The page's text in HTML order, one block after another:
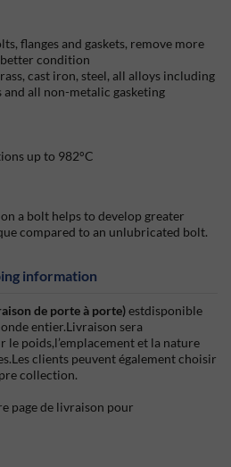
flanges and gaskets, remove more
condition
cast iron, steel, all alloys including
and all non-metalic gasketing
up to 982°C
a bolt helps to develop greater
compared to an unlubricated bolt.
information
de porte à porte)estdisponible
entier.Livraison sera
poids,l’emplacement et la nature
clients peuvent également choisir
collection.
page de livraison pour